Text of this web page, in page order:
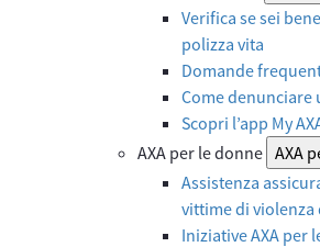
Verifica se sei
polizza vita
Domande
Come denunciare
Scopri l’app My
AXA per le donne AXA
Assistenza
vittime di violenza
Iniziative AXA per